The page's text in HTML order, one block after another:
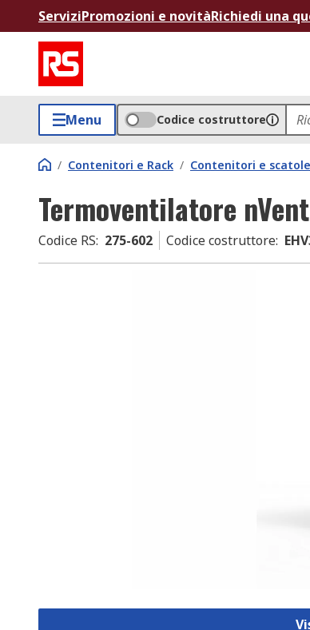
ServiziPromozioni e novitàRichiedi una
Menu Codice costruttore
/ Contenitori e Rack / Contenitori e scatole
Termoventilatore
Codice RS: 275-602 Codice costruttore: